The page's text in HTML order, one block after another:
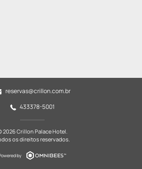
reservas@crillon.com.br
433378-5001
2026 Crillon Palace Hotel.
os direitos reservados.
by